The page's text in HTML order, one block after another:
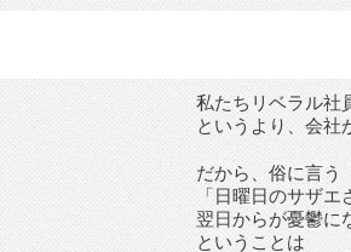
私たちリベラル社
というより、会社
だから、俗に言う
「日曜日のサザエ
翌日からが憂鬱に
ということは